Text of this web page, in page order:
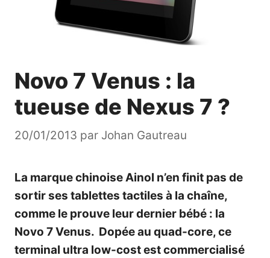
Novo 7 Venus : la
tueuse de Nexus 7 ?
20/01/2013 par Johan Gautreau
La marque chinoise Ainol n’en finit pas de
sortir ses tablettes tactiles à la chaîne,
comme le prouve leur dernier bébé : la
Novo 7 Venus. Dopée au quad-core, ce
terminal ultra low-cost est commercialisé